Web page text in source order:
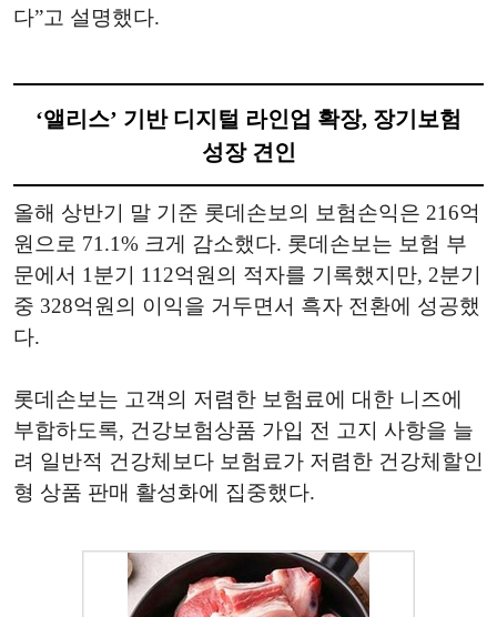
다”고 설명했다.
‘앨리스’ 기반 디지털 라인업 확장, 장기보험
성장 견인
올해 상반기 말 기준 롯데손보의 보험손익은 216억
원으로 71.1% 크게 감소했다. 롯데손보는 보험 부
문에서 1분기 112억원의 적자를 기록했지만, 2분기
중 328억원의 이익을 거두면서 흑자 전환에 성공했
다.
롯데손보는 고객의 저렴한 보험료에 대한 니즈에
부합하도록, 건강보험상품 가입 전 고지 사항을 늘
려 일반적 건강체보다 보험료가 저렴한 건강체할인
형 상품 판매 활성화에 집중했다.